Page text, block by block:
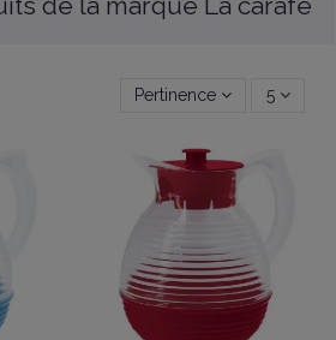
Pertinence 5